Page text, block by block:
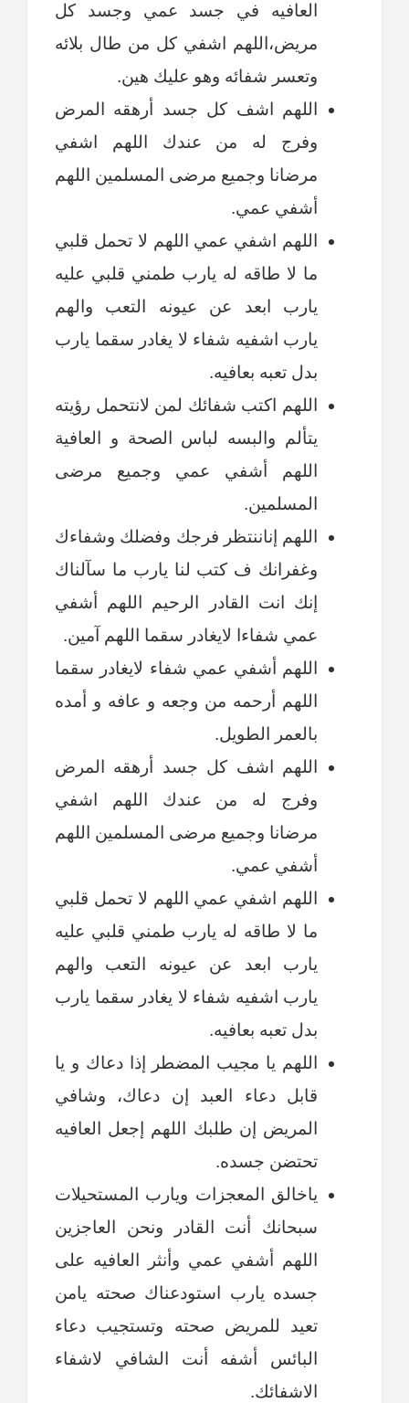
العافيه في جسد عمي وجسد كل
مريض،اللهم اشفي كل من طال بلائه
وتعسر شفائه وهو عليك هين.
اللهم اشف كل جسد أرهقه المرض
وفرج له من عندك اللهم اشفي
مرضانا وجميع مرضى المسلمين اللهم
أشفي عمي.
اللهم اشفي عمي اللهم لا تحمل قلبي
ما لا طاقه له يارب طمني قلبي عليه
يارب ابعد عن عيونه التعب والهم
يارب اشفيه شفاء لا يغادر سقما يارب
بدل تعبه بعافيه.
اللهم اكتب شفائك لمن لانتحمل رؤيته
يتألم والبسه لباس الصحة و العافية
اللهم أشفي عمي وجميع مرضى
المسلمين.
اللهم إناننتظر فرجك وفضلك وشفاءك
وغفرانك ف كتب لنا يارب ما سآلناك
إنك انت القادر الرحيم اللهم أشفي
عمي شفاءا لايغادر سقما اللهم آمين.
اللهم أشفي عمي شفاء لايغادر سقما
اللهم أرحمه من وجعه و عافه و أمده
بالعمر الطويل.
اللهم اشف كل جسد أرهقه المرض
وفرج له من عندك اللهم اشفي
مرضانا وجميع مرضى المسلمين اللهم
أشفي عمي.
اللهم اشفي عمي اللهم لا تحمل قلبي
ما لا طاقه له يارب طمني قلبي عليه
يارب ابعد عن عيونه التعب والهم
يارب اشفيه شفاء لا يغادر سقما يارب
بدل تعبه بعافيه.
اللهم يا مجيب المضطر إذا دعاك و يا
قابل دعاء العبد إن دعاك، وشافي
المريض إن طلبك اللهم إجعل العافيه
تحتضن جسده.
ياخالق المعجزات ويارب المستحيلات
سبحانك أنت القادر ونحن العاجزين
اللهم أشفي عمي وأنثر العافيه على
جسده يارب استودعناك صحته يامن
تعيد للمريض صحته وتستجيب دعاء
البائس أشفه أنت الشافي لاشفاء
الاشفائك.